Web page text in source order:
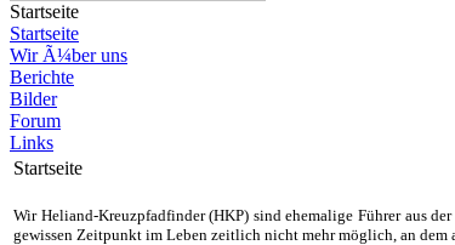
Startseite
Startseite
Wir Ã¼ber uns
Berichte
Bilder
Forum
Links
Startseite
Wir Heliand-Kreuzpfadfinder (HKP) sind ehemalige Führer aus
gewissen Zeitpunkt im Leben zeitlich nicht mehr möglich, an